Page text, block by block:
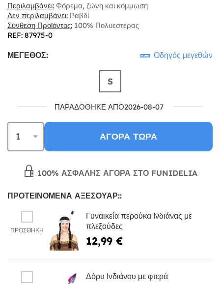
Περιλαμβάνει: Φόρεμα, ζώνη και κόμμωση
Δεν περιλαμβάνει: Ραβδί
Σύνθεση Προϊόντος: 100% Πολυεστέρας
REF: 87975-0
ΜΈΓΕΘΟΣ: Οδηγός μεγεθών
S
ΠΑΡΑΔΌΘΗΚΕ ΑΠΌ2026-08-07
ΑΓΟΡΆ ΤΏΡΑ
100% ΑΣΦΑΛΉΣ ΑΓΟΡΆ ΣΤΟ FUNIDELIA
ΠΡΟΤΕΙΝΌΜΕΝΑ ΑΞΕΣΟΥΆΡ::
ΠΡΟΣΘΉΚΗ
Γυναικεία περούκα Ινδιάνας με
πλεξούδες
12,99 €
Δόρυ Ινδιάνου με φτερά